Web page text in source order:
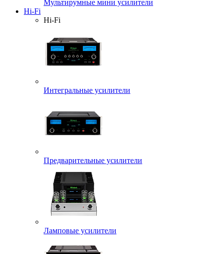
Мультирумные мини усилители
Hi-Fi
Hi-Fi
Интегральные усилители
Предварительные усилители
Ламповые усилители